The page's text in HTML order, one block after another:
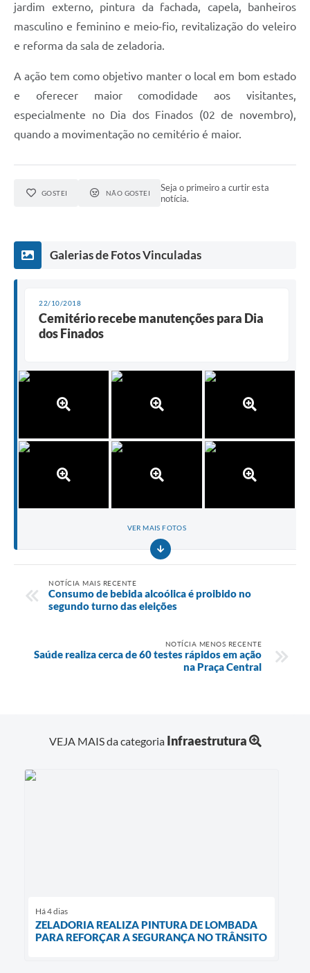
jardim externo, pintura da fachada, capela, banheiros
masculino e feminino e meio-fio, revitalização do veleiro
e reforma da sala de zeladoria.
A ação tem como objetivo manter o local em bom estado
e oferecer maior comodidade aos visitantes,
especialmente no Dia dos Finados (02 de novembro),
quando a movimentação no cemitério é maior.
GOSTEI NÃO GOSTEI
Seja o primeiro a curtir esta
notícia.
Galerias de Fotos Vinculadas
22/10/2018
Cemitério recebe manutenções para Dia
dos Finados
VER MAIS FOTOS
NOTÍCIA MAIS RECENTE
Consumo de bebida alcoólica é proibido no
segundo turno das eleições
NOTÍCIA MENOS RECENTE
Saúde realiza cerca de 60 testes rápidos em ação
na Praça Central
VEJA MAIS da categoria Infraestrutura
Há 4 dias
ZELADORIA REALIZA PINTURA DE LOMBADA
PARA REFORÇAR A SEGURANÇA NO TRÂNSITO